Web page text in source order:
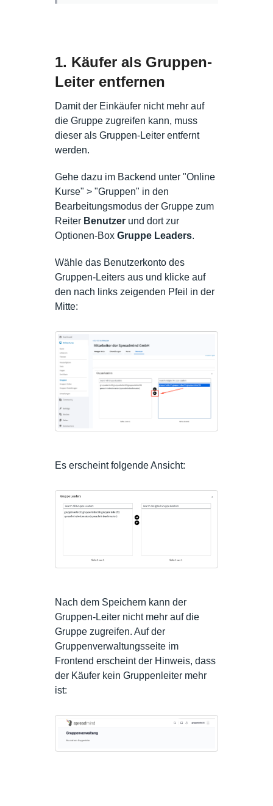
1. Käufer als Gruppen-
Leiter entfernen
Damit der Einkäufer nicht mehr auf
die Gruppe zugreifen kann, muss
dieser als Gruppen-Leiter entfernt
werden.
Gehe dazu im Backend unter "Online
Kurse" > "Gruppen" in den
Bearbeitungsmodus der Gruppe zum
Reiter Benutzer und dort zur
Optionen-Box Gruppe Leaders.
Wähle das Benutzerkonto des
Gruppen-Leiters aus und klicke auf
den nach links zeigenden Pfeil in der
Mitte:
Es erscheint folgende Ansicht:
Nach dem Speichern kann der
Gruppen-Leiter nicht mehr auf die
Gruppe zugreifen. Auf der
Gruppenverwaltungsseite im
Frontend erscheint der Hinweis, dass
der Käufer kein Gruppenleiter mehr
ist: